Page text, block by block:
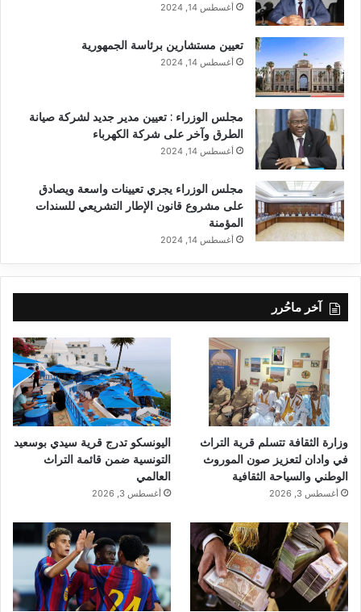
أغسطس 14, 2024
تعيين مستشارين برئاسة الجمهورية
أغسطس 14, 2024
مجلس الوزراء : تعيين مدير جديد لشركة صيانة
الطرق وآخر على شركة الكهرباء
أغسطس 14, 2024
مجلس الوزراء يجري تعيينات واسعة ويصادق
على مشروع قانون الإطار التشريعي للسندات
المؤمنة
أغسطس 14, 2024
آخر ماحُرر
وزارة الثقافة تتسلم قرية التراث
في وادان لتعزيز صون الموروث
الوطني والسياحة الثقافية
أغسطس 3, 2026
اليونسكو تدرج قرية سيدي بوسعيد
التونسية ضمن قائمة التراث
العالمي
أغسطس 3, 2026